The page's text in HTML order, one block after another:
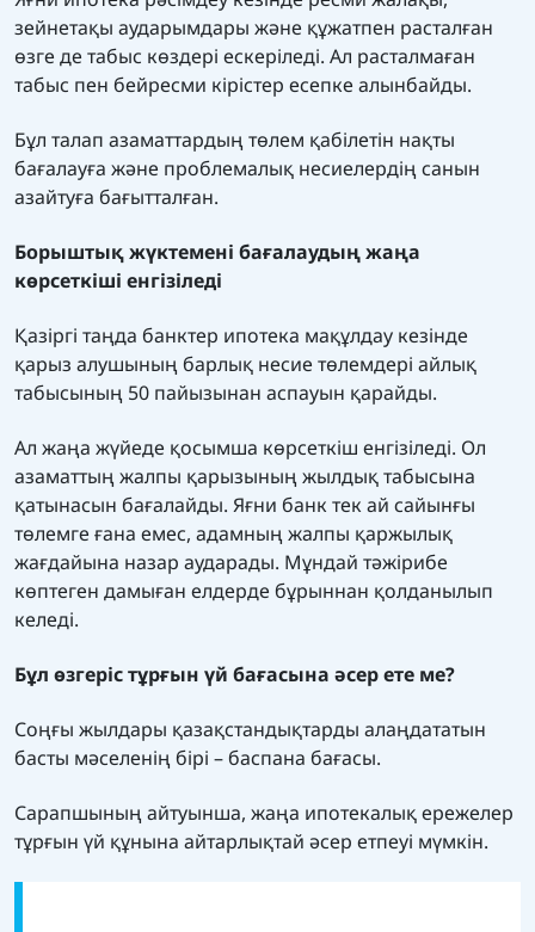
зейнетақы аударымдары және құжатпен расталған
өзге де табыс көздері ескеріледі. Ал расталмаған
табыс пен бейресми кірістер есепке алынбайды.
Бұл талап азаматтардың төлем қабілетін нақты
бағалауға және проблемалық несиелердің санын
азайтуға бағытталған.
Борыштық жүктемені бағалаудың жаңа
көрсеткіші енгізіледі
Қазіргі таңда банктер ипотека мақұлдау кезінде
қарыз алушының барлық несие төлемдері айлық
табысының 50 пайызынан аспауын қарайды.
Ал жаңа жүйеде қосымша көрсеткіш енгізіледі. Ол
азаматтың жалпы қарызының жылдық табысына
қатынасын бағалайды. Яғни банк тек ай сайынғы
төлемге ғана емес, адамның жалпы қаржылық
жағдайына назар аударады. Мұндай тәжірибе
көптеген дамыған елдерде бұрыннан қолданылып
келеді.
Бұл өзгеріс тұрғын үй бағасына әсер ете ме?
Соңғы жылдары қазақстандықтарды алаңдататын
басты мәселенің бірі – баспана бағасы.
Сарапшының айтуынша, жаңа ипотекалық ережелер
тұрғын үй құнына айтарлықтай әсер етпеуі мүмкін.